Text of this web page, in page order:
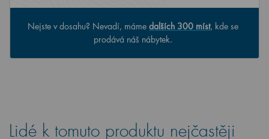
Nejste v dosahu? Nevadí, máme dalších 300 míst, kde se
prodává náš nábytek.
Lidé k tomuto produktu nejčastěji